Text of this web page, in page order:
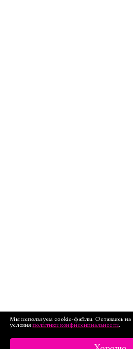
Мы используем cookie-файлы. Оставаясь на
условия политики конфиденциальности.